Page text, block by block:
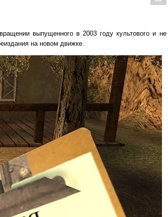
выпущенного в 2003 году культового и не
на новом движке.